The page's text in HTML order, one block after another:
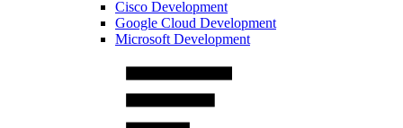
Cisco Development
Google Cloud Development
Microsoft Development